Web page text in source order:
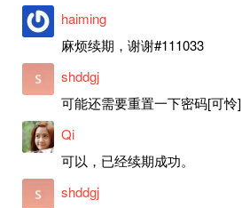
haiming
麻烦续期，谢谢#111033
shddgj
可能还需要重置一下密码[可怜]
Qi
可以，已经续期成功。
shddgj